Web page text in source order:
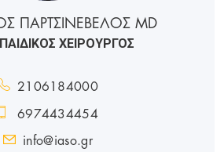
ΠΑΡΤΣΙΝΕΒΕΛΟΣ MD
ΧΕΙΡΟΥΡΓΟΣ
2106184000
6974434454
info@iaso.gr